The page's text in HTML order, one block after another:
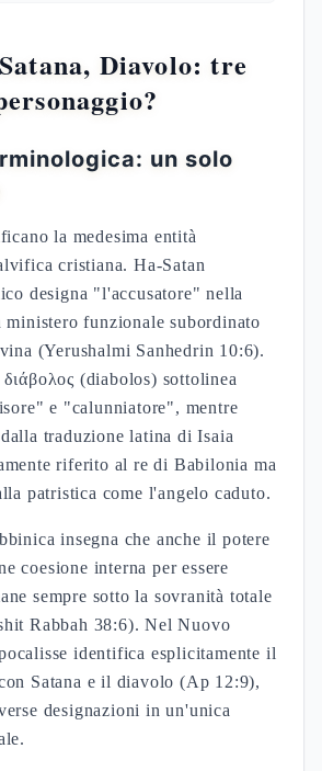
Diavolo: tre
un solo
la medesima entità
cristiana. Ha-Satan
designa "l'accusatore" nella
ministero funzionale subordinato
(Yerushalmi Sanhedrin 10:6).
(diabolos) sottolinea
e "calunniatore", mentre
traduzione latina di Isaia
riferito al re di Babilonia ma
patristica come l'angelo caduto.
insegna che anche il potere
coesione interna per essere
sempre sotto la sovranità totale
Rabbah 38:6). Nel Nuovo
identifica esplicitamente il
Satana e il diavolo (Ap 12:9),
designazioni in un'unica